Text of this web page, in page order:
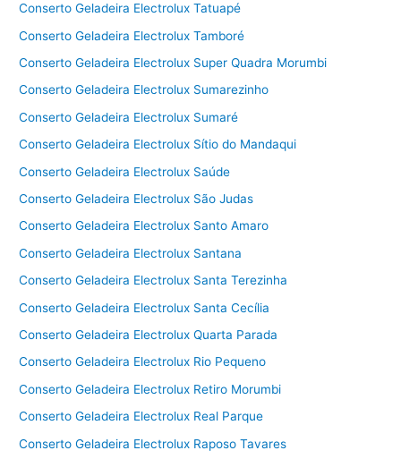
Conserto Geladeira Electrolux Tatuapé
Conserto Geladeira Electrolux Tamboré
Conserto Geladeira Electrolux Super Quadra Morumbi
Conserto Geladeira Electrolux Sumarezinho
Conserto Geladeira Electrolux Sumaré
Conserto Geladeira Electrolux Sítio do Mandaqui
Conserto Geladeira Electrolux Saúde
Conserto Geladeira Electrolux São Judas
Conserto Geladeira Electrolux Santo Amaro
Conserto Geladeira Electrolux Santana
Conserto Geladeira Electrolux Santa Terezinha
Conserto Geladeira Electrolux Santa Cecília
Conserto Geladeira Electrolux Quarta Parada
Conserto Geladeira Electrolux Rio Pequeno
Conserto Geladeira Electrolux Retiro Morumbi
Conserto Geladeira Electrolux Real Parque
Conserto Geladeira Electrolux Raposo Tavares